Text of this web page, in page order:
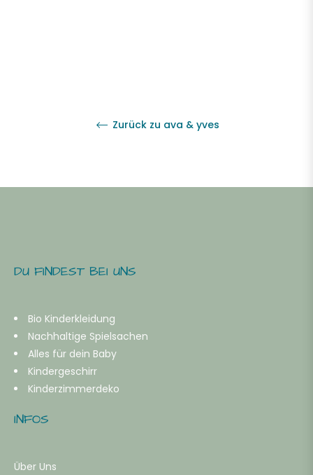
Zurück zu ava & yves
DU FINDEST BEI UNS
Bio Kinderkleidung
Nachhaltige Spielsachen
Alles für dein Baby
Kindergeschirr
Kinderzimmerdeko
INFOS
Über Uns